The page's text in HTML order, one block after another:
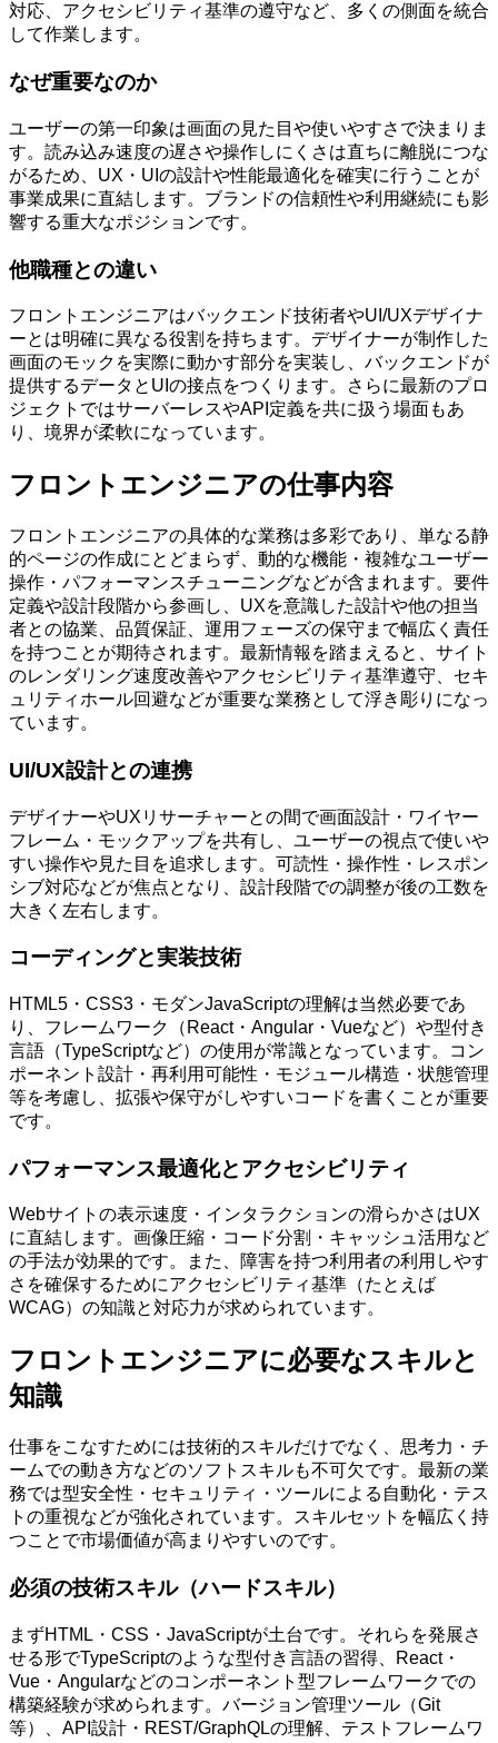
対応、アクセシビリティ基準の遵守など、多くの側面を統合
して作業します。
なぜ重要なのか
ユーザーの第一印象は画面の見た目や使いやすさで決まりま
す。読み込み速度の遅さや操作しにくさは直ちに離脱につな
がるため、UX・UIの設計や性能最適化を確実に行うことが
事業成果に直結します。ブランドの信頼性や利用継続にも影
響する重大なポジションです。
他職種との違い
フロントエンジニアはバックエンド技術者やUI/UXデザイナ
ーとは明確に異なる役割を持ちます。デザイナーが制作した
画面のモックを実際に動かす部分を実装し、バックエンドが
提供するデータとUIの接点をつくります。さらに最新のプロ
ジェクトではサーバーレスやAPI定義を共に扱う場面もあ
り、境界が柔軟になっています。
フロントエンジニアの仕事内容
フロントエンジニアの具体的な業務は多彩であり、単なる静
的ページの作成にとどまらず、動的な機能・複雑なユーザー
操作・パフォーマンスチューニングなどが含まれます。要件
定義や設計段階から参画し、UXを意識した設計や他の担当
者との協業、品質保証、運用フェーズの保守まで幅広く責任
を持つことが期待されます。最新情報を踏まえると、サイト
のレンダリング速度改善やアクセシビリティ基準遵守、セキ
ュリティホール回避などが重要な業務として浮き彫りになっ
ています。
UI/UX設計との連携
デザイナーやUXリサーチャーとの間で画面設計・ワイヤー
フレーム・モックアップを共有し、ユーザーの視点で使いや
すい操作や見た目を追求します。可読性・操作性・レスポン
シブ対応などが焦点となり、設計段階での調整が後の工数を
大きく左右します。
コーディングと実装技術
HTML5・CSS3・モダンJavaScriptの理解は当然必要であ
り、フレームワーク（React・Angular・Vueなど）や型付き
言語（TypeScriptなど）の使用が常識となっています。コン
ポーネント設計・再利用可能性・モジュール構造・状態管理
等を考慮し、拡張や保守がしやすいコードを書くことが重要
です。
パフォーマンス最適化とアクセシビリティ
Webサイトの表示速度・インタラクションの滑らかさはUX
に直結します。画像圧縮・コード分割・キャッシュ活用など
の手法が効果的です。また、障害を持つ利用者の利用しやす
さを確保するためにアクセシビリティ基準（たとえば
WCAG）の知識と対応力が求められています。
フロントエンジニアに必要なスキルと
知識
仕事をこなすためには技術的スキルだけでなく、思考力・チ
ームでの動き方などのソフトスキルも不可欠です。最新の業
務では型安全性・セキュリティ・ツールによる自動化・テス
トの重視などが強化されています。スキルセットを幅広く持
つことで市場価値が高まりやすいのです。
必須の技術スキル（ハードスキル）
まずHTML・CSS・JavaScriptが土台です。それらを発展さ
せる形でTypeScriptのような型付き言語の習得、React・
Vue・Angularなどのコンポーネント型フレームワークでの
構築経験が求められます。バージョン管理ツール（Git
等）、API設計・REST/GraphQLの理解、テストフレームワ